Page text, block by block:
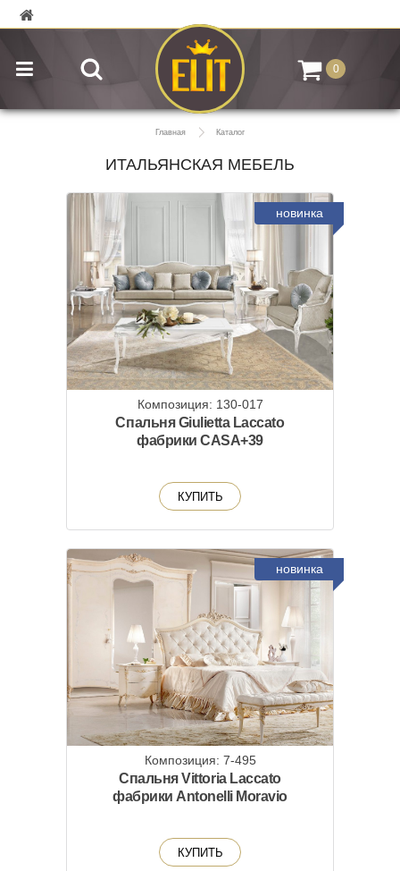
0
Главная Каталог
ИТАЛЬЯНСКАЯ МЕБЕЛЬ
новинка
Композиция: 130-017
Спальня Giulietta Laccato
фабрики CASA+39
КУПИТЬ
новинка
Композиция: 7-495
Спальня Vittoria Laccato
фабрики Antonelli Moravio
КУПИТЬ